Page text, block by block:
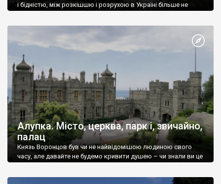
і бідністю, між розкішшю і розрухою в Україні більше не
Алупка. Місто, церква, парк і, звичайно,
палац
Князь Воронцов був чи не найвідомішою людиною свого
часу, але давайте не будемо кривити душею – чи знали ви це